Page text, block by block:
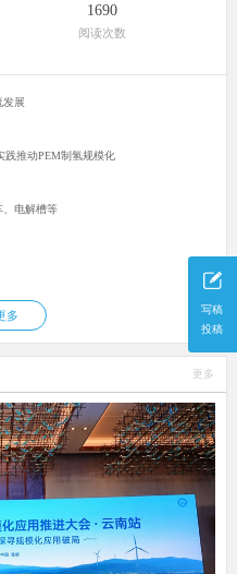
写稿
投稿
1690
阅读次数
发展
践推动PEM制氢规模化
、电解槽等
多
更多